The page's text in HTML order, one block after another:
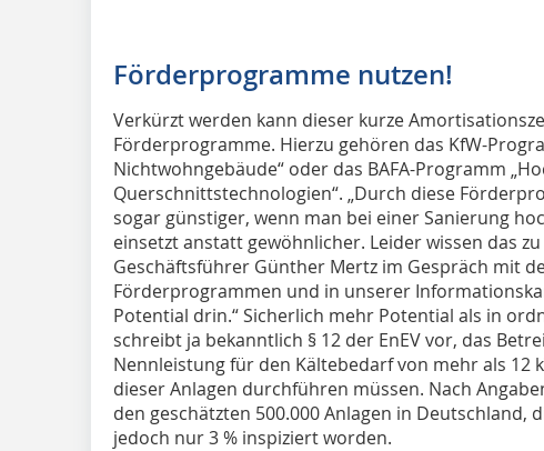
Förderprogramme nutzen!
Verkürzt werden kann dieser kurze
Förderprogramme. Hierzu gehören das KfW-
Nichtwohngebäude“ oder das BAFA-Programm
Querschnittstechnologien“. „Durch diese
sogar günstiger, wenn man bei einer Sanierung
einsetzt anstatt gewöhnlicher. Leider wissen das
Geschäftsführer Günther Mertz im Gespräch mit
Förderprogrammen und in unserer
Potential drin.“ Sicherlich mehr Potential als in
schreibt ja bekanntlich § 12 der EnEV vor, das
Nennleistung für den Kältebedarf von mehr als 12
dieser Anlagen durchführen müssen. Nach
den geschätzten 500.000 Anlagen in Deutschland,
jedoch nur 3 % inspiziert worden.